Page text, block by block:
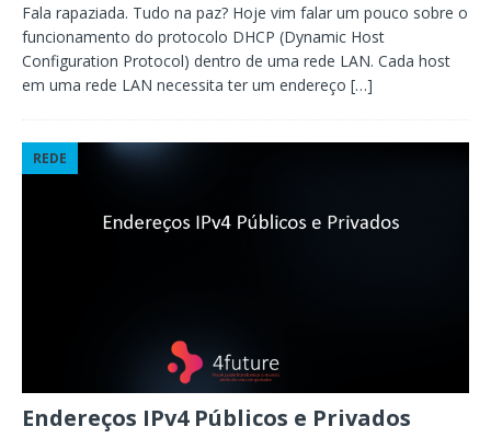
Fala rapaziada. Tudo na paz? Hoje vim falar um pouco sobre o
funcionamento do protocolo DHCP (Dynamic Host
Configuration Protocol) dentro de uma rede LAN. Cada host
em uma rede LAN necessita ter um endereço […]
REDE
Endereços IPv4 Públicos e Privados